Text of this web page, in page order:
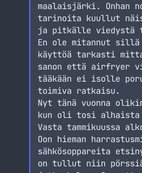
maalaisjärki. Onhan
tarinoita kuullut
ja pitkälle viedystä
En ole mitannut sillä
käyttöä tarkasti
sanon että airfryer
tääkään ei isolle
toimiva ratkaisu.
Nyt tänä vuonna
kun oli tosi alhaista
Vasta tammikuussa
Oon hieman
sähkösoppareita
on tullut niin